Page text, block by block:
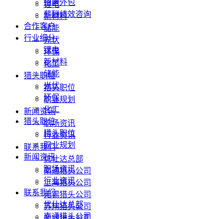
锂电
新材料
储能
光伏
环保
化工
猎头职位
猎头职位
职业规划
新闻资讯
职场资讯
行业资讯
联系我们
优仕达总部
南通猎头公司
上海猎头公司
无锡猎头公司
苏州猎头公司
招聘外包
薪酬绩效咨询
合作客户
行业细分
锂电
新材料
储能
光伏
环保
化工
猎头职位
猎头职位
职业规划
新闻资讯
职场资讯
行业资讯
联系我们
优仕达总部
南通猎头公司